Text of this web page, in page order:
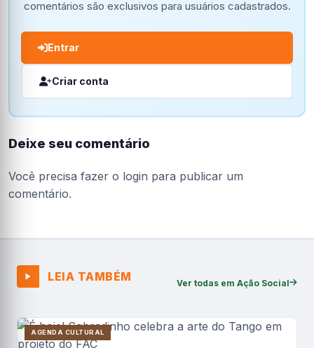
comentários são exclusivos para usuários cadastrados.
Entrar
Criar conta
Deixe seu comentário
Você precisa fazer o login para publicar um
comentário.
LEIA TAMBÉM Ver todas em Ação Social
AGENDA CULTURAL